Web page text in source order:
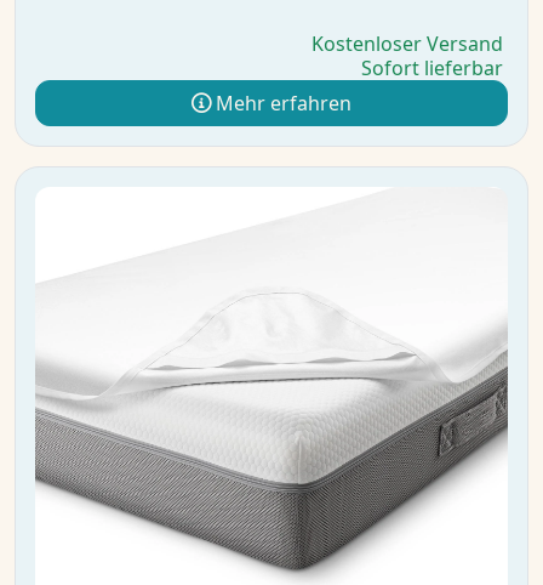
Kostenloser Versand
Sofort lieferbar
Mehr erfahren